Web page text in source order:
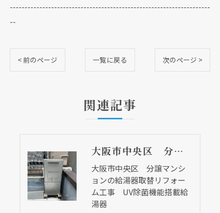
--------------------------------------------------------------------
--
< 前のページ 一覧に戻る 次のページ >
関連記事
大阪市中央区 分譲マンションの給湯器取替リフォーム工事 UV除菌機能搭載給湯器
大阪市中央区 分譲マンシ
ョンの給湯器取替リフォー
ム工事 UV除菌機能搭載給
湯器